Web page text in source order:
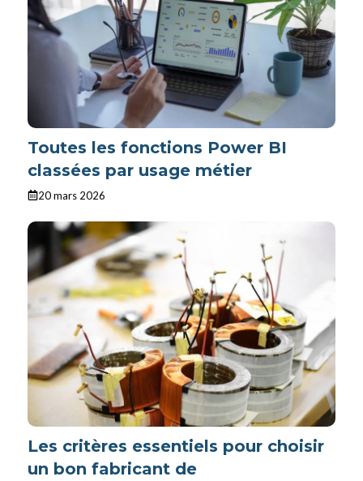
Toutes les fonctions Power BI
classées par usage métier
20 mars 2026
Les critères essentiels pour choisir
un bon fabricant de